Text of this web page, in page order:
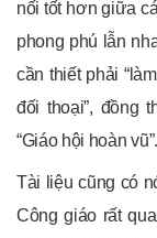
nối tốt hơn giữa
phong phú lẫn
cần thiết phải
đối thoại”, đồng
“Giáo hội hoàn vũ”.
Tài liệu cũng có
Công giáo rất